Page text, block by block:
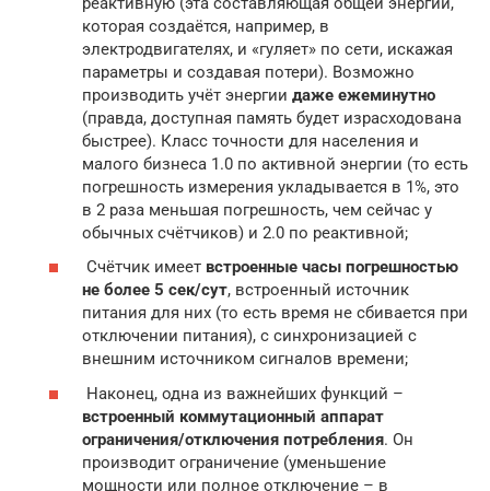
которая создаётся, например, в
электродвигателях, и «гуляет» по сети, искажая
параметры и создавая потери). Возможно
производить учёт энергии даже ежеминутно
(правда, доступная память будет израсходована
быстрее). Класс точности для населения и
малого бизнеса 1.0 по активной энергии (то есть
погрешность измерения укладывается в 1%, это
в 2 раза меньшая погрешность, чем сейчас у
обычных счётчиков) и 2.0 по реактивной;
Счётчик имеет встроенные часы погрешностью
не более 5 сек/сут, встроенный источник
питания для них (то есть время не сбивается при
отключении питания), с синхронизацией с
внешним источником сигналов времени;
Наконец, одна из важнейших функций –
встроенный коммутационный аппарат
ограничения/отключения потребления. Он
производит ограничение (уменьшение
мощности или полное отключение – в